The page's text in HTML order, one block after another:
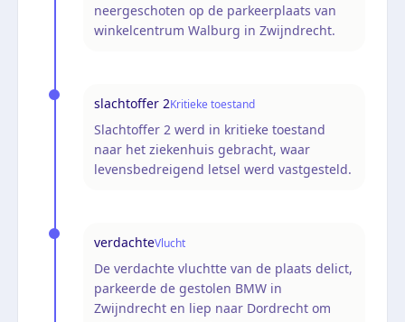
neergeschoten op de parkeerplaats van
winkelcentrum Walburg in Zwijndrecht.
slachtoffer 2Kritieke toestand
Slachtoffer 2 werd in kritieke toestand
naar het ziekenhuis gebracht, waar
levensbedreigend letsel werd vastgesteld.
verdachteVlucht
De verdachte vluchtte van de plaats delict,
parkeerde de gestolen BMW in
Zwijndrecht en liep naar Dordrecht om